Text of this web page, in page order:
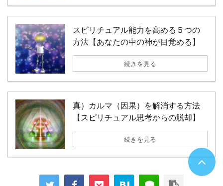
スピリチュアル能力を高める５つの
方法【あなたの中の神が目覚める】
続きを見る
真）カルマ（因果）を解消する方法
【スピリチュアル思考からの脱却】
続きを見る